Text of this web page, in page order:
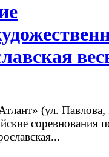
(ул. Павлова,
соревнования